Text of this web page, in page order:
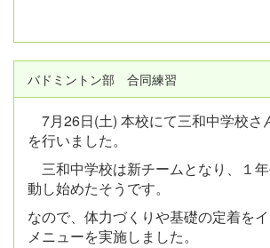
バドミントン部 合同練習
7月26日(土) 本校にて三和中学校さ
を行いました。
三和中学校は新チームとなり、１
動し始めたそうです。
なので、体力づくりや基礎の定着を
メニューを実施しました。